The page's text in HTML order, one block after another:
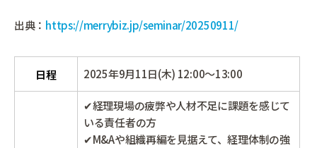
出典： https://merrybiz.jp/seminar/20250911/
日程 2025年9月11日(木) 12:00～13:00
✔経理現場の疲弊や人材不足に課題を感じて
いる責任者の方
✔M&Aや組織再編を見据えて、経理体制の強